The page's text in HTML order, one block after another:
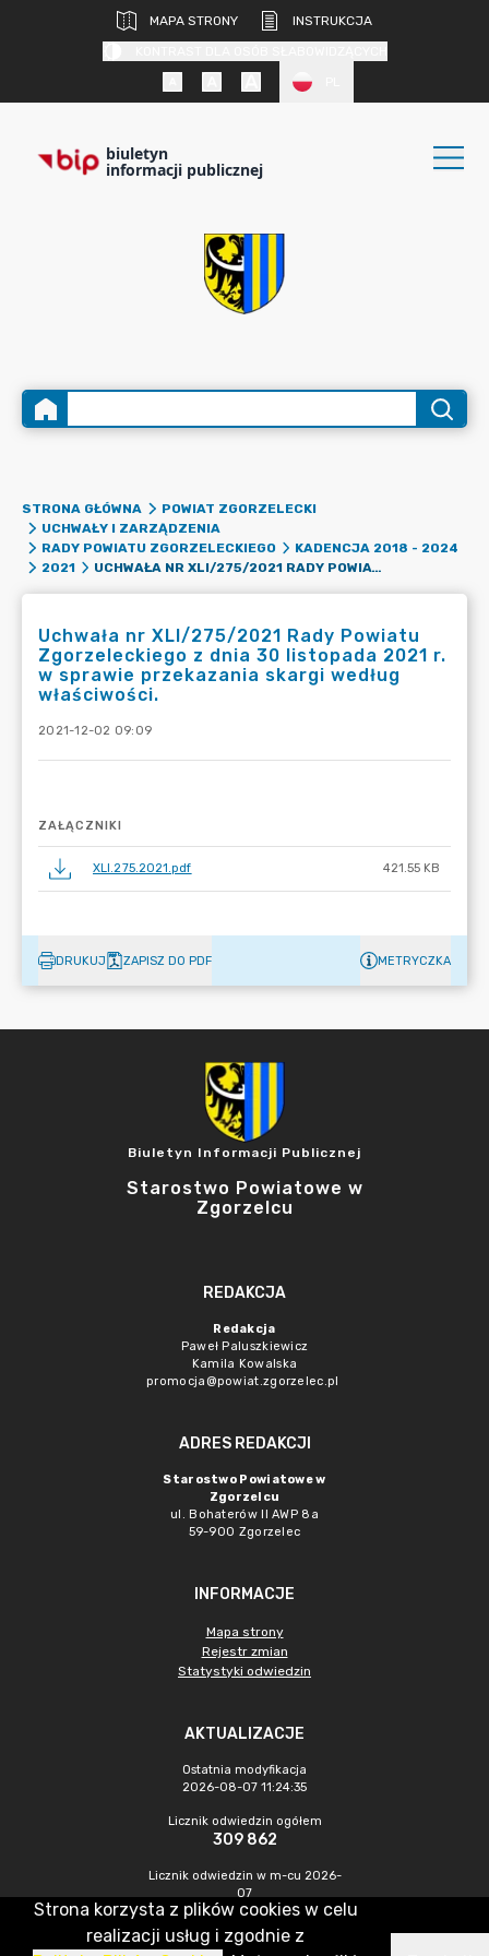
MAPA STRONY
INSTRUKCJA
biuletyn
informacji publicznej
STRONA GŁÓWNA
POWIAT ZGORZELECKI
UCHWAŁY I ZARZĄDZENIA
RADY POWIATU ZGORZELECKIEGO
KADENCJA 2018 - 2024
2021
UCHWAŁA NR XLI/275/2021 RADY POWIATU ZGORZELECKIEGO Z DNIA 30 LISTOPADA 2021 R. W SPRAWIE PRZEKAZANIA SKARGI WEDŁUG WŁAŚCIWOŚCI.
Uchwała nr XLI/275/2021 Rady Powiatu
Zgorzeleckiego z dnia 30 listopada 2021 r.
w sprawie przekazania skargi według
właściwości.
2021-12-02 09:09
ZAŁĄCZNIKI
XLI.275.2021.pdf 421.55 KB
DRUKUJ ZAPISZ DO PDF METRYCZKA
Biuletyn Informacji Publicznej
Starostwo Powiatowe w
Zgorzelcu
REDAKCJA
Redakcja
Paweł Paluszkiewicz
Kamila Kowalska
promocja@powiat.zgorzelec.pl
ADRES REDAKCJI
Starostwo Powiatowe w
Zgorzelcu
ul. Bohaterów II AWP 8a
59-900 Zgorzelec
INFORMACJE
Mapa strony
Rejestr zmian
Statystyki odwiedzin
AKTUALIZACJE
Ostatnia modyfikacja
2026-08-07 11:24:35
Licznik odwiedzin ogółem
309 862
Licznik odwiedzin w m-cu 2026-
07
560
Strona korzysta z plików cookies w celu
realizacji usług i zgodnie z